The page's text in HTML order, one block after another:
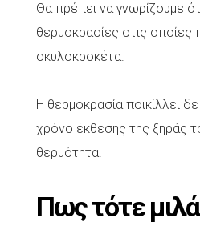
Θα πρέπει να γνωρίζουμε
θερμοκρασίες στις οποίες
σκυλοκροκέτα.
Η θερμοκρασία ποικίλλει
χρόνο έκθεσης της ξηράς
θερμότητα.
Πως τότε